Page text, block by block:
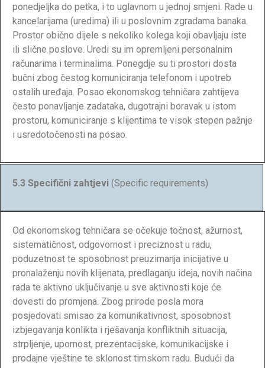
ponedjeljka do petka, i to uglavnom u jednoj smjeni. Rade u
kancelarijama (uredima) ili u poslovnim zgradama banaka.
Prostor obično dijele s nekoliko kolega koji obavljaju iste
ili slične poslove. Uredi su im opremljeni personalnim
računarima i terminalima. Ponegdje su ti prostori dosta
bučni zbog čestog komuniciranja telefonom i upotreb
ostalih uređaja. Posao ekonomskog tehničara zahtijeva
često ponavljanje zadataka, dugotrajni boravak u istom
prostoru, komuniciranje s klijentima te visok stepen pažnje
i usredotočenosti na posao.
5.3 Specifični zahtjevi (Specific requirements)
Od ekonomskog tehničara se očekuje točnost, ažurnost,
sistematičnost, odgovornost i preciznost u radu,
poduzetnost te sposobnost preuzimanja inicijative u
pronalaženju novih klijenata, predlaganju ideja, novih načina
rada te aktivno uključivanje u sve aktivnosti koje će
dovesti do promjena. Zbog prirode posla mora
posjedovati smisao za komunikativnost, sposobnost
izbjegavanja konlikta i rješavanja konfliktnih situacija,
strpljenje, upornost, prezentacijske, komunikacijske i
prodajne vještine te sklonost timskom radu. Budući da